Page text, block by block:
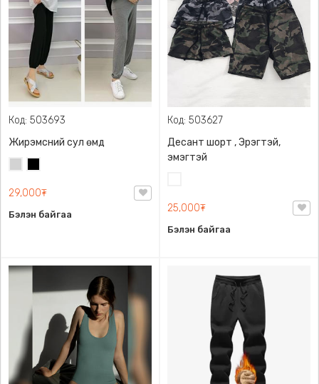
Код: 503693
Жирэмсний сул өмд
29,000₮
Бэлэн байгаа
Код: 503627
Десант шорт , Эрэгтэй,
эмэгтэй
25,000₮
Бэлэн байгаа